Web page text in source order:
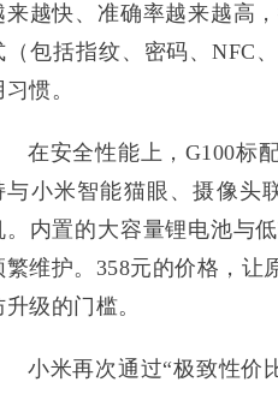
来越快、准确率越来越高
（包括指纹、密码、NFC
习惯。
在安全性能上，G100标
与小米智能猫眼、摄像头
。内置的大容量锂电池与
繁维护。358元的价格，让
升级的门槛。
小米再次通过“极致性价